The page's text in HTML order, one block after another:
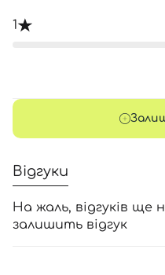
1
Відгуки
На жаль, відгуків
залишить відгук